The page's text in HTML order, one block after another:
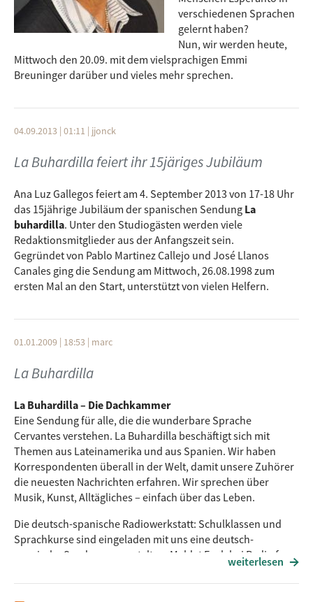
verschiedenen Sprachen
gelernt haben?
Nun, wir werden heute,
Mittwoch den 20.09. mit dem vielsprachigen Emmi
Breuninger darüber und vieles mehr sprechen.
04.09.2013 | 01:11 | jjonck
La Buhardilla feiert ihr 15järiges Jubiläum
Ana Luz Gallegos feiert am 4. September 2013 von 17-18 Uhr
das 15jährige Jubiläum der spanischen Sendung La
buhardilla. Unter den Studiogästen werden viele
Redaktionsmitglieder aus der Anfangszeit sein.
Gegründet von Pablo Martinez Callejo und José Llanos
Canales ging die Sendung am Mittwoch, 26.08.1998 zum
ersten Mal an den Start, unterstützt von vielen Helfern.
01.01.2009 | 18:53 | marc
La Buhardilla
La Buhardilla – Die Dachkammer
Eine Sendung für alle, die die wunderbare Sprache
Cervantes verstehen. La Buhardilla beschäftigt sich mit
Themen aus Lateinamerika und aus Spanien. Wir haben
Korrespondenten überall in der Welt, damit unsere Zuhörer
die neuesten Nachrichten erfahren. Wir sprechen über
Musik, Kunst, Alltägliches – einfach über das Leben.
Die deutsch-spanische Radiowerkstatt: Schulklassen und
Sprachkurse sind eingeladen mit uns eine deutsch-
spanische Sendung zu gestalten. Meldet Euch bei Radio free
weiterlesen